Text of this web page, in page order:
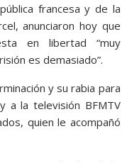
francesa y de la
anunciaron hoy que
en libertad “muy
es demasiado”.
y su rabia para
a la televisión BFMTV
quien le acompañó